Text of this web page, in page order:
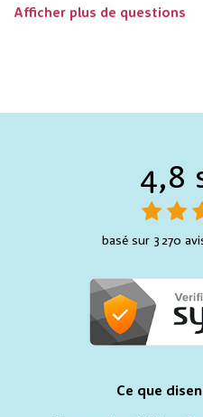
Afficher plus de questions
4,8
basé sur 3 270
Ce que